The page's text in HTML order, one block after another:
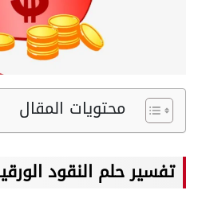
محتويات المقال
تفسير حلم النقود